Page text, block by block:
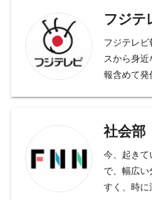
フジテ
フジテレ
スから身
報含めて発
社会部
今、起きて
で、幅広い
すく、時に